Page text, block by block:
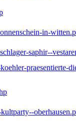
in-
saphir--
praesentierte-